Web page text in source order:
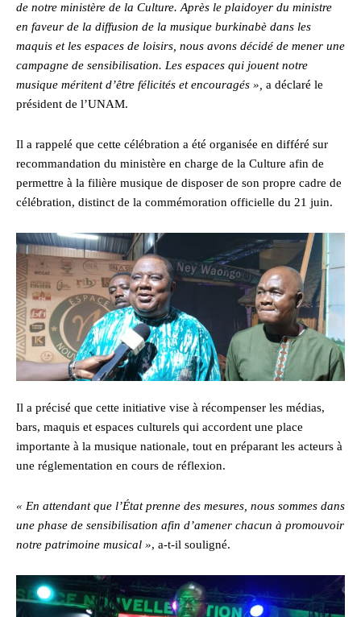
de notre ministère de la Culture. Après le plaidoyer du ministre
en faveur de la diffusion de la musique burkinabè dans les
maquis et les espaces de loisirs, nous avons décidé de mener une
campagne de sensibilisation. Les espaces qui jouent notre
musique méritent d’être félicités et encouragés », a déclaré le
président de l’UNAM.
Il a rappelé que cette célébration a été organisée en différé sur
recommandation du ministère en charge de la Culture afin de
permettre à la filière musique de disposer de son propre cadre de
célébration, distinct de la commémoration officielle du 21 juin.
Il a précisé que cette initiative vise à récompenser les médias,
bars, maquis et espaces culturels qui accordent une place
importante à la musique nationale, tout en préparant les acteurs à
une réglementation en cours de réflexion.
« En attendant que l’État prenne des mesures, nous sommes dans
une phase de sensibilisation afin d’amener chacun à promouvoir
notre patrimoine musical », a-t-il souligné.